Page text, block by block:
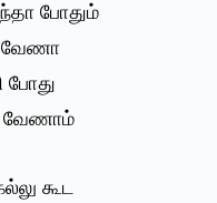
போதும்
வேணா
போது
வேணாம்
கூட